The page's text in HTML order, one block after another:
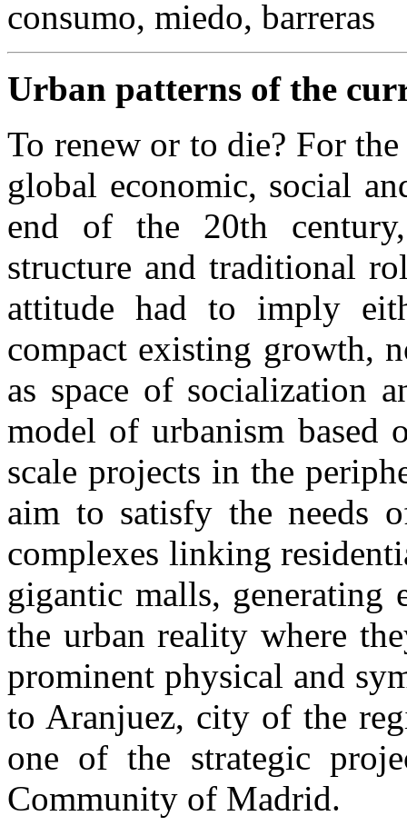
consumo, miedo, barreras
Urban patterns of the
To renew or to die? For
global economic, social
end of the 20th
structure and traditional
attitude had to imply
compact existing growth,
as space of socialization
model of urbanism
scale projects in the
aim to satisfy the needs
complexes linking
gigantic malls, generating
the urban reality where
prominent physical and
to Aranjuez, city of the
one of the strategic
Community of Madrid.